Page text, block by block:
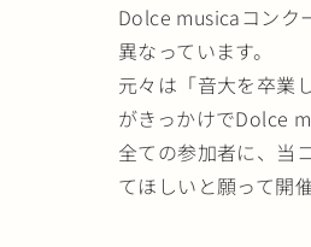
Dolce musicaコンク
異なっています。
元々は「音大を卒業
がきっかけでDolce
全ての参加者に、当
てほしいと願って開